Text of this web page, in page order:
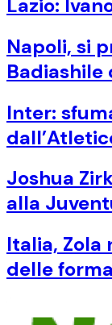
Napoli, si
Badiashile
Inter:
Joshua
alla
Italia,
delle